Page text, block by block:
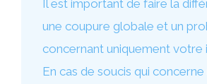
Il est important de faire la
une coupure globale et un
concernant uniquement votre
En cas de soucis qui